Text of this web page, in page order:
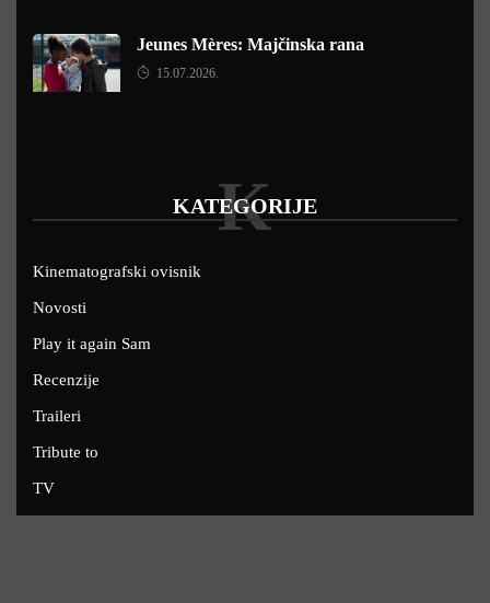
Jeunes Mères: Majčinska rana
15.07.2026.
KATEGORIJE
K
Kinematografski ovisnik
Novosti
Play it again Sam
Recenzije
Traileri
Tribute to
TV